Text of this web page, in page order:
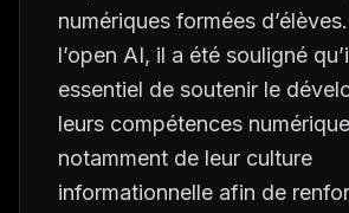
numériques formées
l’open AI, il a été souligné
essentiel de soutenir le
leurs compétences
notamment de leur culture
informationnelle afin de